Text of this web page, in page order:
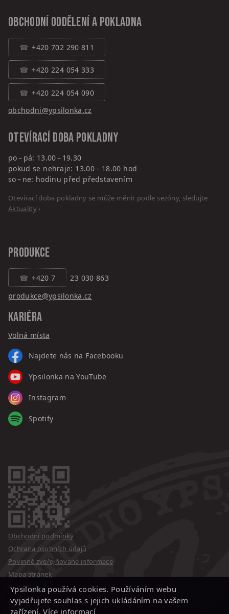
Obchodní oddělení a pokladna
+420 702 290 811
+420 224 054 333
+420 224 054 090
obchodni@ypsilonka.cz
Otevírací doba pokladny
po – pá: 13.00 – 19.30
pokud se nehraje: 13.00 - 18.00 hod
so – ne: hodinu před představením
Otevírací doba pokladny se může měnit podle sezóny, sledujte
Aktuality›
PRODUKCE
+420 7
23 030 863
produkce@ypsilonka.cz
KARIÉRA
Volná místa
Najdete nás na Facebooku
Ypsilonka na YouTube
Instagram
Spotify
Obchodní podmínky
Ochrana osobních údajů
Povinně zveřejňované informace
Mapa stránek
Kontakty
Design: Jan Schmid
Ypsilonka používá cookies. Používáním webu
vyjadřujete souhlas s jejich ukládáním na vašem
zařízení.Více informací